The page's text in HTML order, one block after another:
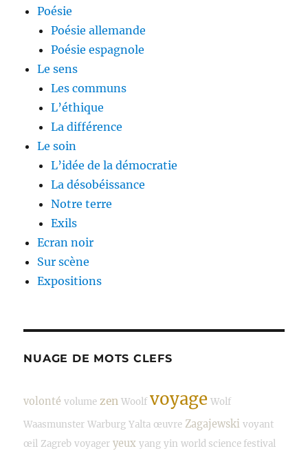
Poésie
Poésie allemande
Poésie espagnole
Le sens
Les communs
L’éthique
La différence
Le soin
L’idée de la démocratie
La désobéissance
Notre terre
Exils
Ecran noir
Sur scène
Expositions
NUAGE DE MOTS CLEFS
volonté volume zen Woolf voyage Wolf
Waasmunster Warburg Yalta œuvre Zagajewski voyant
œil Zagreb voyager yeux yang yin world science festival